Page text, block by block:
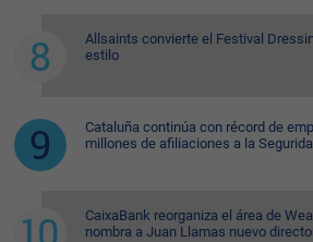
Allsaints convierte el Festival
estilo
Cataluña continúa con récord de
millones de afiliaciones a la
CaixaBank reorganiza el área de
nombra a Juan Llamas nuevo